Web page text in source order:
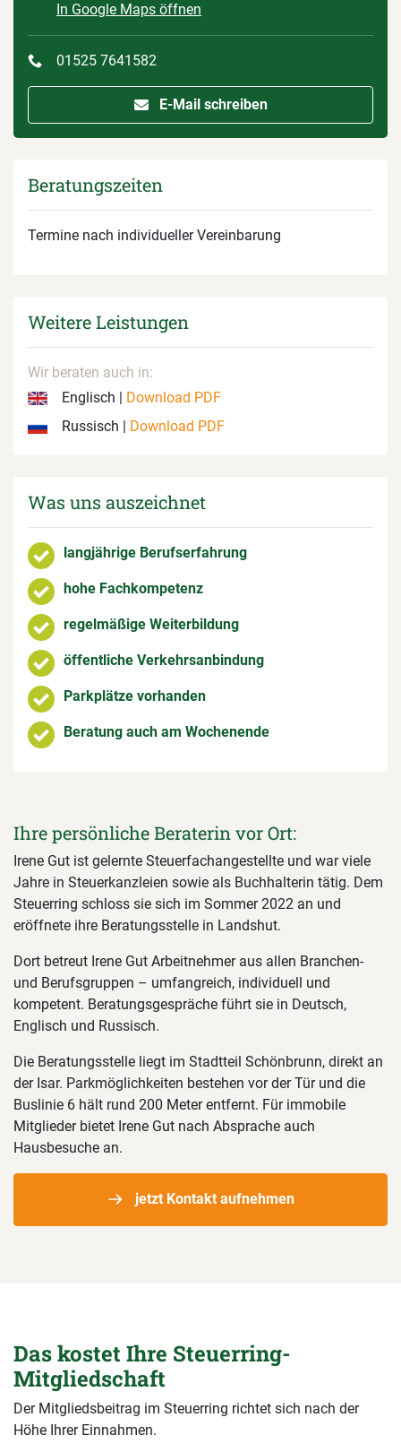
In Google Maps öffnen
01525 7641582
E-Mail schreiben
Beratungszeiten
Termine nach individueller Vereinbarung
Weitere Leistungen
Wir beraten auch in:
Englisch |
Download PDF
Russisch |
Download PDF
Was uns auszeichnet
langjährige Berufserfahrung
hohe Fachkompetenz
regelmäßige Weiterbildung
öffentliche Verkehrsanbindung
Parkplätze vorhanden
Beratung auch am Wochenende
Ihre persönliche Beraterin vor Ort:
Irene Gut ist gelernte Steuerfachangestellte und war viele
Jahre in Steuerkanzleien sowie als Buchhalterin tätig. Dem
Steuerring schloss sie sich im Sommer 2022 an und
eröffnete ihre Beratungsstelle in Landshut.
Dort betreut Irene Gut Arbeitnehmer aus allen Branchen-
und Berufsgruppen – umfangreich, individuell und
kompetent. Beratungsgespräche führt sie in Deutsch,
Englisch und Russisch.
Die Beratungsstelle liegt im Stadtteil Schönbrunn, direkt an
der Isar. Parkmöglichkeiten bestehen vor der Tür und die
Buslinie 6 hält rund 200 Meter entfernt. Für immobile
Mitglieder bietet Irene Gut nach Absprache auch
Hausbesuche an.
jetzt Kontakt aufnehmen
Das kostet Ihre Steuerring-
Mitgliedschaft
Der Mitgliedsbeitrag im Steuerring richtet sich nach der
Höhe Ihrer Einnahmen.